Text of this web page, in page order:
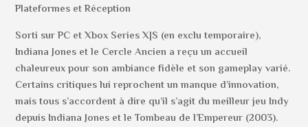
Plateformes et Réception
Sorti sur PC et Xbox Series X|S (en exclu temporaire),
Indiana Jones et le Cercle Ancien a reçu un accueil
chaleureux pour son ambiance fidèle et son gameplay varié.
Certains critiques lui reprochent un manque d’innovation,
mais tous s’accordent à dire qu’il s’agit du meilleur jeu Indy
depuis Indiana Jones et le Tombeau de l’Empereur (2003).